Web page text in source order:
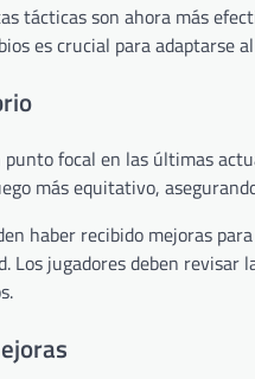
tácticas son ahora más
es crucial para adaptarse
focal en las últimas
más equitativo,
haber recibido mejoras
Los jugadores deben